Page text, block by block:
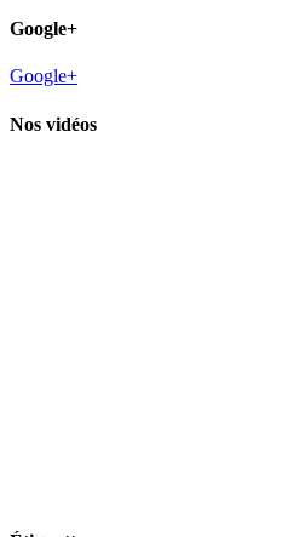
Google+
Google+
Nos vidéos